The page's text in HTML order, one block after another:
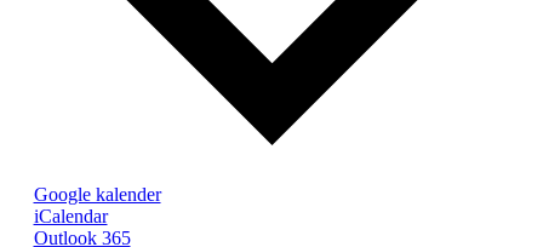
Google kalender
iCalendar
Outlook 365